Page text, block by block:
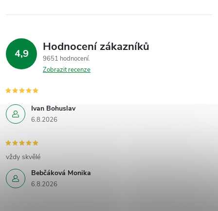
4,9 Hodnocení zákazníků
9651 hodnocení
Zobrazit recenze
Ivan Bohuslav
6.8.2026
Bebčáková Monika
6.8.2026
vždy skvělé